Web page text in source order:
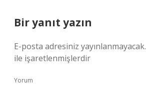
Bir yanıt yazın
E-posta adresiniz yayınlanmayacak.
ile işaretlenmişlerdir
Yorum